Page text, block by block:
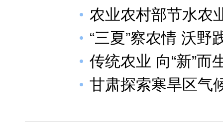
农业农村部节水农
“三夏”察农情 沃野
传统农业 向“新”而
甘肃探索寒旱区气